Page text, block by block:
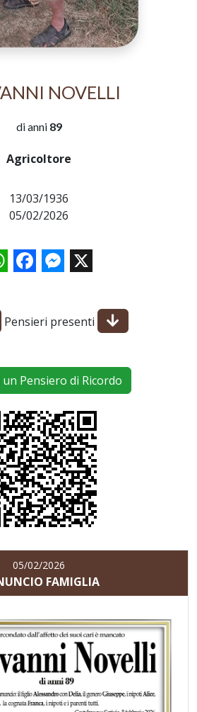
NOVELLI
di anni 89
Agricoltore
13/03/1936
05/02/2026
FacebookMessenger
X
Pensieri presenti
Pensiero di Ricordo
05/02/2026
FAMIGLIA